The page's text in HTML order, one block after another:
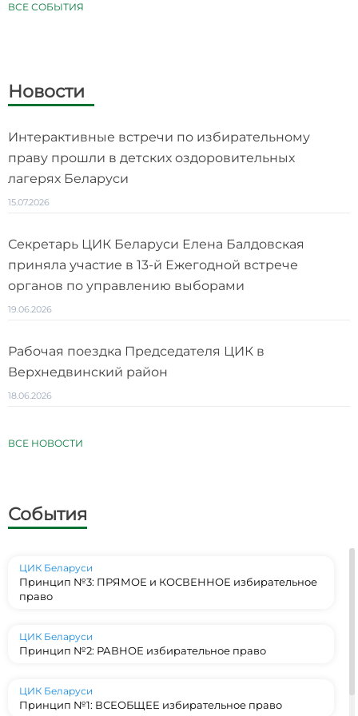
ВСЕ СОБЫТИЯ
Новости
Интерактивные встречи по избирательному
праву прошли в детских оздоровительных
лагерях Беларуси
15.07.2026
Секретарь ЦИК Беларуси Елена Балдовская
приняла участие в 13-й Ежегодной встрече
органов по управлению выборами
19.06.2026
Рабочая поездка Председателя ЦИК в
Верхнедвинский район
18.06.2026
ВСЕ НОВОСТИ
События
ЦИК Беларуси
Принцип №3: ПРЯМОЕ и КОСВЕННОЕ избирательное
право
ЦИК Беларуси
Принцип №2: РАВНОЕ избирательное право
ЦИК Беларуси
Принцип №1: ВСЕОБЩЕЕ избирательное право